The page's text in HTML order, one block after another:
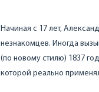
Начиная с 17 лет,
незнакомцев. Иногда
(по новому стилю) 1837
которой реально